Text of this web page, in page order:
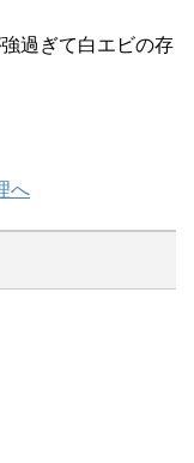
過ぎて白エビの存